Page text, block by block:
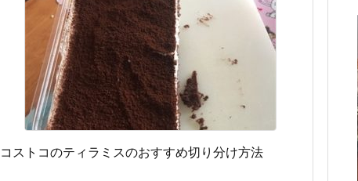
コストコのティラミスのおすすめ切り分け方法